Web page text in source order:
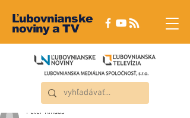
Ľubovnianske
noviny a TV
Peter Rindoš